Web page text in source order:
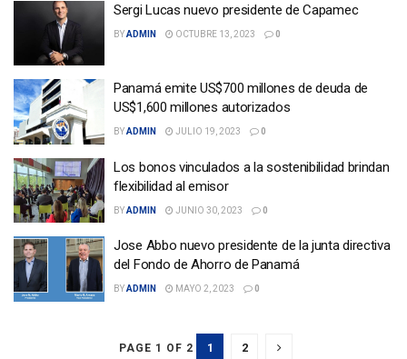
Sergi Lucas nuevo presidente de Capamec
BYADMIN OCTUBRE 13, 2023 0
Panamá emite US$700 millones de deuda de
US$1,600 millones autorizados
BYADMIN JULIO 19, 2023 0
Los bonos vinculados a la sostenibilidad brindan
flexibilidad al emisor
BYADMIN JUNIO 30, 2023 0
Jose Abbo nuevo presidente de la junta directiva
del Fondo de Ahorro de Panamá
BYADMIN MAYO 2, 2023 0
PAGE 1 OF 2 1 2